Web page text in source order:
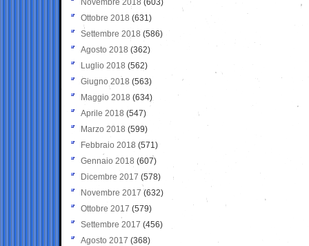
Novembre 2018 (603)
Ottobre 2018 (631)
Settembre 2018 (586)
Agosto 2018 (362)
Luglio 2018 (562)
Giugno 2018 (563)
Maggio 2018 (634)
Aprile 2018 (547)
Marzo 2018 (599)
Febbraio 2018 (571)
Gennaio 2018 (607)
Dicembre 2017 (578)
Novembre 2017 (632)
Ottobre 2017 (579)
Settembre 2017 (456)
Agosto 2017 (368)